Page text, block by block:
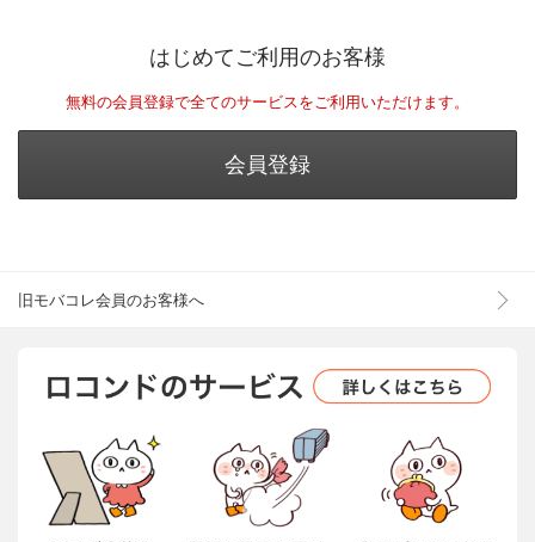
はじめてご利用のお客様
無料の会員登録で全てのサービスをご利用いただけます。
会員登録
旧モバコレ会員のお客様へ